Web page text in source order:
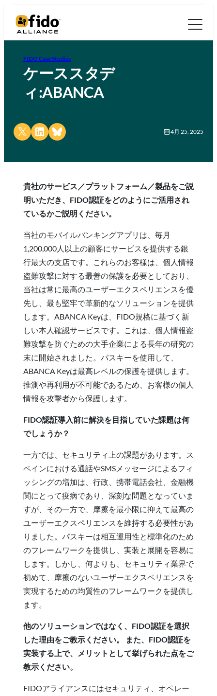
FIDO Case Studies
ケーススタデ
ィ:ABANCA
Share on X Share on LinkedIn
Share on Bluesky 4月 25, 2025
貴社のサービス／プラットフォーム／製品をご説
明いただき、FIDO認証をどのようにご活用され
ているかご説明ください。
当社のモバイルバンキングアプリは、毎月
1,200,000人以上の顧客にサービスを提供する銀
行最大の支店です。これらのお客様は、個人情報
盗難攻撃に対する最善の保護を必要としており、
当社は常に最高のユーザーエクスペリエンスを優
先し、最も堅牢で革新的なソリューションを提供
します。ABANCA Keyは、FIDO規格に基づく新
しい本人確認サービスです。これは、個人情報盗
難攻撃を防ぐための大手企業による長年の研究の
末に開始されました。パスキーを使用して、
ABANCA Keyは最高レベルの保護を提供します。
推測や再利用が不可能であるため、お客様の個人
情報を攻撃者から保護します。
FIDO認証導入前に解決を目指していた課題は何
でしょうか？
一方では、セキュリティ上の課題があります。ス
ペインにおける通話やSMSメッセージによるフィ
ッシングの増加は、行政、携帯電話会社、金融機
関にとって疫病であり、深刻な問題となっていま
すが、その一方で、摩擦を最小限に抑えて最高の
ユーザーエクスペリエンスを維持する必要性があ
りました。パスキーは相互運用性と標準化のため
のフレームワークを提供し、実装と展開を容易に
します。しかし、何よりも、セキュリティ業界で
初めて、摩擦のないユーザーエクスペリエンスを
実現するための均質性のフレームワークを提供し
ます。
他のソリューションではなく、FIDO認証を選択
した理由をご教示ください。 また、FIDO認証を
実装する上で、メリットとして挙げられた点をご
教示ください。
FIDOアライアンスにはセキュリティ、オペレー